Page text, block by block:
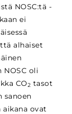
NOSC:tä -
ei
alhaiset
NOSC oli
CO2 tasot
sanoen
ovat